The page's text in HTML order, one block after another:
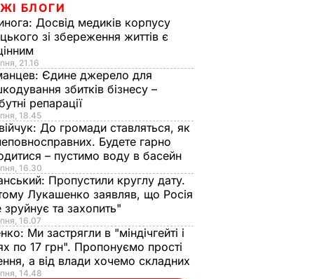
БЛОГИ
Досвід медиків корпусу
зі збереження життів є
21.16
Єдине джерело для
збитків бізнесу –
репарації
18.45
До громади ставляться, як
Будете гарно
– пустимо воду в басейн
16.30
Пропустили круглу дату.
Лукашенко заявляв, що Росія
зруйнує та захопить"
16.07
Ми застрягли в "міндічгейті і
по 17 грн". Пропонуємо прості
а від влади хочемо складних
14.48